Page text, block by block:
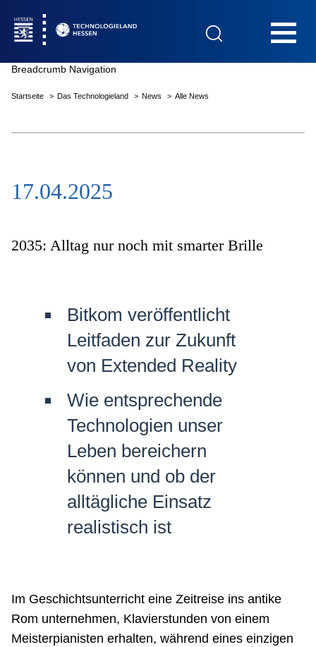
Das Technologieland
Innovationsfelder
Netzwerke
Breadcrumb Navigation
Startseite Das Technologieland News Alle News
17.04.2025
2035: Alltag nur noch mit smarter Brille
Bitkom veröffentlicht
Leitfaden zur Zukunft
von Extended Reality
Wie entsprechende
Technologien unser
Leben bereichern
können und ob der
alltägliche Einsatz
realistisch ist
Im Geschichtsunterricht eine Zeitreise ins antike
Rom unternehmen, Klavierstunden von einem
Meisterpianisten erhalten, während eines einzigen